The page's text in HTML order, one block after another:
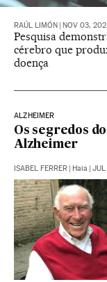
RAÚL LIMÓN NOV 03,
Pesquisa
cérebro que
doença
ALZHEIMER
Os segredos
Alzheimer
ISABEL FERRER Haia